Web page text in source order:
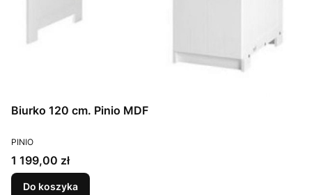
Biurko 120 cm. Pinio MDF
PRODUCENT
PINIO
Cena
1 199,00 zł
Do koszyka